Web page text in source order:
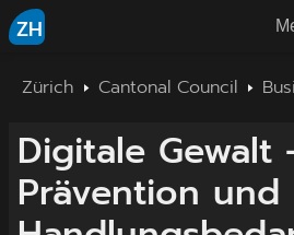
ZH
Zürich Cantonal Council
Digitale Gewalt
Prävention und